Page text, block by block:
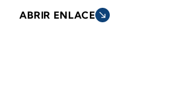
ABRIR ENLACE south_east